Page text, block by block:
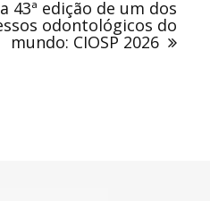
43ª edição de um dos
odontológicos do
mundo: CIOSP 2026